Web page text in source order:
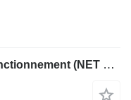
Zettelmeyer Chargeuse 8T en fonctionnement (NET DE TVA)